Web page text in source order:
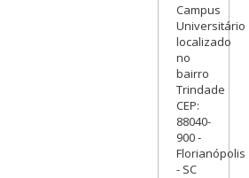
Campus
Universitário
localizado
no
bairro
Trindade
CEP:
88040-
900 -
Florianópolis
- SC